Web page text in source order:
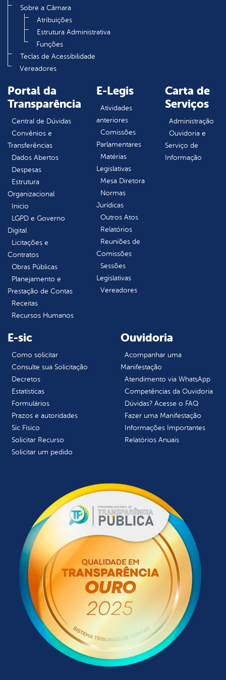
Sobre a Câmara
Atribuições
Estrutura Administrativa
Funções
Teclas de Acessibilidade
Vereadores
Portal da
Transparência
Central de Dúvidas
Convênios e
Transferências
Dados Abertos
Despesas
Estrutura
Organizacional
Inicio
LGPD e Governo
Digital
Licitações e
Contratos
Obras Públicas
Planejamento e
Prestação de Contas
Receitas
Recursos Humanos
E-Legis
Atividades
anteriores
Comissões
Parlamentares
Matérias
Legislativas
Mesa Diretora
Normas
Jurídicas
Outros Atos
Relatórios
Reuniões de
Comissões
Sessões
Legislativas
Vereadores
Carta de
Serviços
Administração
Ouvidoria e
Serviço de
Informação
E-sic
Como solicitar
Consulte sua Solicitação
Decretos
Estatísticas
Formulários
Prazos e autoridades
Sic Físico
Solicitar Recurso
Solicitar um pedido
Ouvidoria
Acompanhar uma
Manifestação
Atendimento via WhatsApp
Competências da Ouvidoria
Dúvidas? Acesse o FAQ
Fazer uma Manifestação
Informações Importantes
Relatórios Anuais